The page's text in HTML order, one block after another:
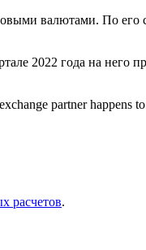
валютами. По его
2022 года на
partner happens
расчетов.